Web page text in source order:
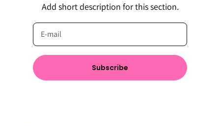
Add short description for this section.
Subscribe